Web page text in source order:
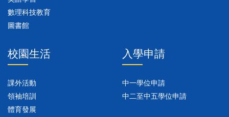
數理科技教育
圖書館
校園生活
課外活動
領袖培訓
體育發展
入學申請
中一學位申請
中二至中五學位申請